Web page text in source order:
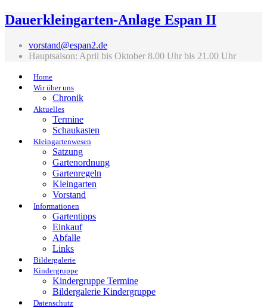
Dauerkleingarten-Anlage Espan II
vorstand@espan2.de
Hauptsaison: April bis Oktober 8.00 Uhr bis 21.00 Uhr
Home
Wir über uns
Chronik
Aktuelles
Termine
Schaukasten
Kleingartenwesen
Satzung
Gartenordnung
Gartenregeln
Kleingarten
Vorstand
Informationen
Gartentipps
Einkauf
Abfalle
Links
Bildergalerie
Kindergruppe
Kindergruppe Termine
Bildergalerie Kindergruppe
Datenschutz